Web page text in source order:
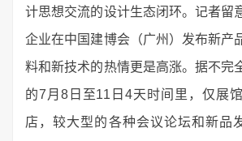
计思想交流的设计生态闭环。记者留
企业在中国建博会（广州）发布新产
料和新技术的热情更是高涨。据不完
的7月8日至11日4天时间里，仅展
店，较大型的各种会议论坛和新品